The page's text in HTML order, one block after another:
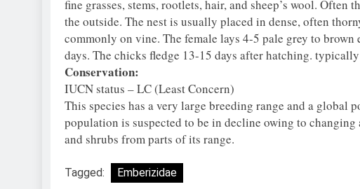
fine grasses, stems, rootlets, hair, and sheep’s wool.
the outside. The nest is usually placed in dense, often
commonly on vine. The female lays 4-5 pale grey to
days. The chicks fledge 13-15 days after hatching.
Conservation:
IUCN status – LC (Least Concern)
This species has a very large breeding range and a
population is suspected to be in decline owing to
and shrubs from parts of its range.
Tagged: Emberizidae